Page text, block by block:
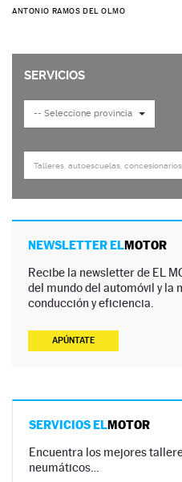
ANTONIO RAMOS DEL OLMO
NEWSLETTER ELMOTOR
Recibe la newsletter de EL
del mundo del automóvil y la
conducción y eficiencia.
APÚNTATE
SERVICIOS ELMOTOR
Encuentra los mejores
neumáticos…